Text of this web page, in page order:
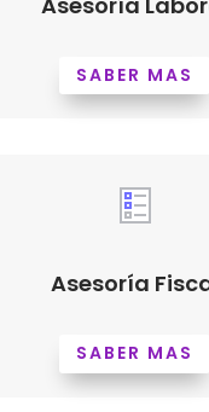
SABER MAS
Asesoría
SABER MAS